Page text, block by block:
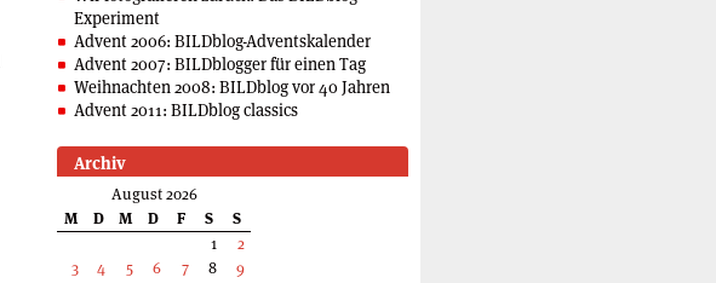
Experiment
Advent 2006: BILDblog-Adventskalender
Advent 2007: BILDblogger für einen Tag
Weihnachten 2008: BILDblog vor 40 Jahren
Advent 2011: BILDblog classics
Archiv
August 2026
M
D M D F S
S
1
2
3
4 5 6 7 8
9